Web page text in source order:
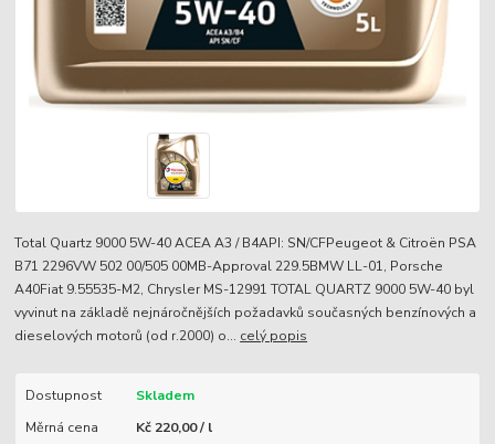
Total Quartz 9000 5W-40 ACEA A3 / B4API: SN/CFPeugeot & Citroën PSA
B71 2296VW 502 00/505 00MB-Approval 229.5BMW LL-01, Porsche
A40Fiat 9.55535-M2, Chrysler MS-12991 TOTAL QUARTZ 9000 5W-40 byl
vyvinut na základě nejnáročnějších požadavků současných benzínových a
dieselových motorů (od r.2000) o... celý popis
Dostupnost
Skladem
Měrná cena
Kč 220,00 / l